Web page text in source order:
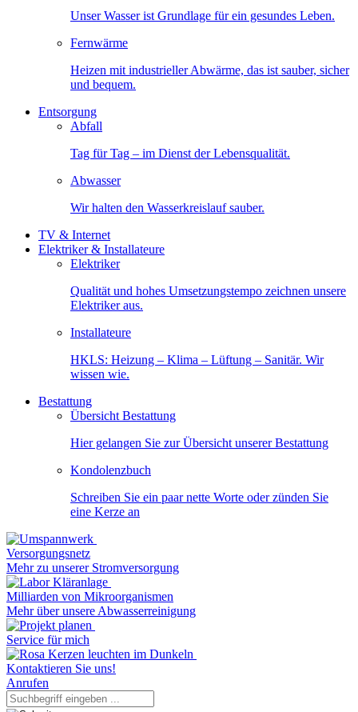
Unser Wasser ist Grundlage für ein gesundes Leben.
Fernwärme
Heizen mit industrieller Abwärme, das ist sauber, sicher
und bequem.
Entsorgung
Abfall
Tag für Tag – im Dienst der Lebensqualität.
Abwasser
Wir halten den Wasserkreislauf sauber.
TV & Internet
Elektriker & Installateure
Elektriker
Qualität und hohes Umsetzungstempo zeichnen unsere
Elektriker aus.
Installateure
HKLS: Heizung – Klima – Lüftung – Sanitär. Wir
wissen wie.
Bestattung
Übersicht Bestattung
Hier gelangen Sie zur Übersicht unserer Bestattung
Kondolenzbuch
Schreiben Sie ein paar nette Worte oder zünden Sie
eine Kerze an
Versorgungsnetz
Mehr zu unserer Stromversorgung
Milliarden von Mikroorganismen
Mehr über unsere Abwasserreinigung
Service für mich
Kontaktieren Sie uns!
Anrufen